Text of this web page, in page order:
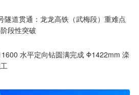
隧道贯通：龙龙高铁（武梅段）重难点
段性突破
水平定向钻圆满完成 Φ1422mm 滦